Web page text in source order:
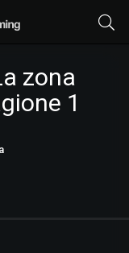
zona
1